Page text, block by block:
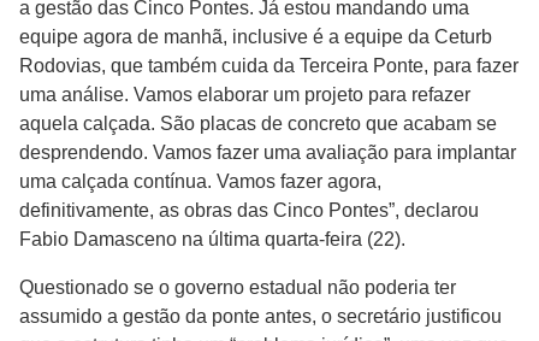
a gestão das Cinco Pontes. Já estou mandando uma
equipe agora de manhã, inclusive é a equipe da Ceturb
Rodovias, que também cuida da Terceira Ponte, para fazer
uma análise. Vamos elaborar um projeto para refazer
aquela calçada. São placas de concreto que acabam se
desprendendo. Vamos fazer uma avaliação para implantar
uma calçada contínua. Vamos fazer agora,
definitivamente, as obras das Cinco Pontes”, declarou
Fabio Damasceno na última quarta-feira (22).
Questionado se o governo estadual não poderia ter
assumido a gestão da ponte antes, o secretário justificou